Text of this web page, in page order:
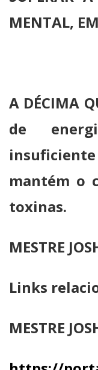
MENTAL,
A DÉCIMA
de
mantém o
toxinas.
MESTRE
Links
MESTRE